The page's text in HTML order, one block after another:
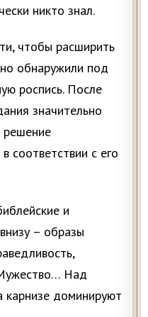
никто знал.
чтобы расширить
обнаружили под
роспись. После
значительно
решение
соответствии с его
и
– образы
Над
карнизе доминируют